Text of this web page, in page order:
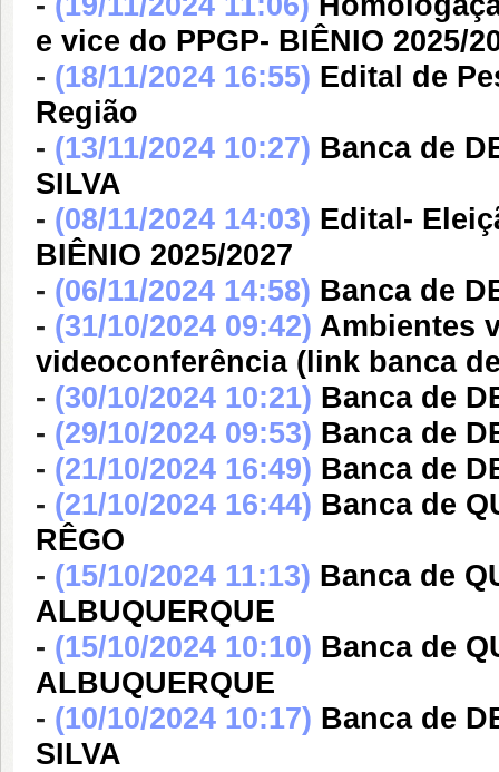
e vice do PPGP- BIÊNIO 2025/
- (18/11/2024 16:55) Edital de
Região
- (13/11/2024 10:27) Banca de
SILVA
- (08/11/2024 14:03) Edital-
BIÊNIO 2025/2027
- (06/11/2024 14:58) Banca de
- (31/10/2024 09:42) Ambientes
videoconferência (link banca
- (30/10/2024 10:21) Banca de
- (29/10/2024 09:53) Banca de
- (21/10/2024 16:49) Banca de
- (21/10/2024 16:44) Banca de
RÊGO
- (15/10/2024 11:13) Banca de
ALBUQUERQUE
- (15/10/2024 10:10) Banca de
ALBUQUERQUE
- (10/10/2024 10:17) Banca de
SILVA